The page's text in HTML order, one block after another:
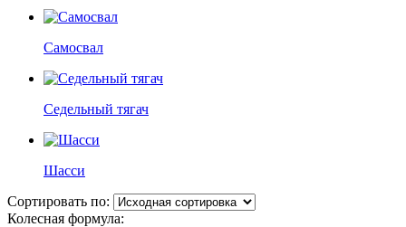
Самосвал
Седельный тягач
Шасси
Сортировать по:
Колесная формула: